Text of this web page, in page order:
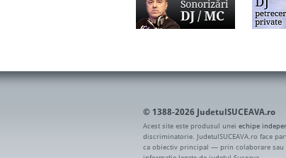
© 1388-2026 JudetulSUCEAVA.ro
Acest site este produsul unei echipe
discriminatorie. JudetulSUCEAVA.ro face
ca obiectiv principal — prin colaborare